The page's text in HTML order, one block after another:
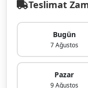
Teslimat
Bugün
7 Ağustos
Pazar
9 Ağustos